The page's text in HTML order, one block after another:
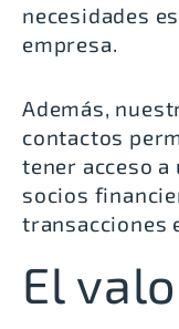
necesidades
empresa.
Además,
contactos
tener acceso
socios
transacciones
El